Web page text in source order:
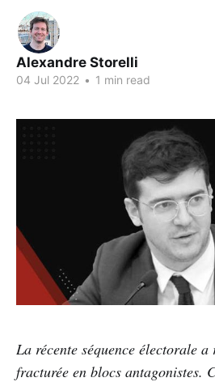
Alexandre Storelli
04 Jul 2022 • 1 min read
La récente séquence électorale a
fracturée en blocs antagonistes.